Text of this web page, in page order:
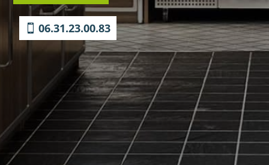
06.31.23.00.83